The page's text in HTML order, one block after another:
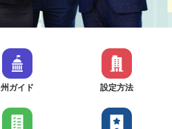
州ガイド 設定方法